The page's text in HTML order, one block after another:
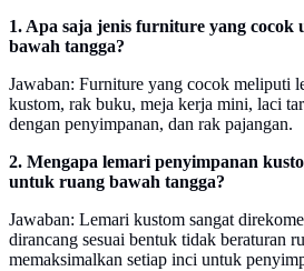
1. Apa saja jenis furniture yang cocok
bawah tangga?
Jawaban: Furniture yang cocok meliputi
kustom, rak buku, meja kerja mini, laci
dengan penyimpanan, dan rak pajangan.
2. Mengapa lemari penyimpanan
untuk ruang bawah tangga?
Jawaban: Lemari kustom sangat
dirancang sesuai bentuk tidak beraturan
memaksimalkan setiap inci untuk